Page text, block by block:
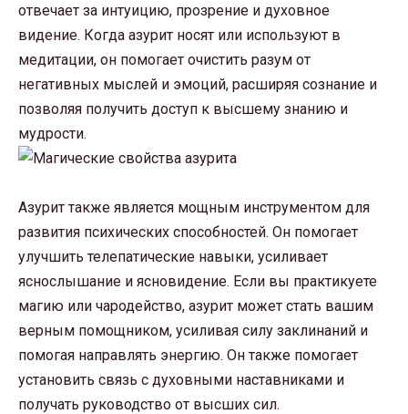
отвечает за интуицию, прозрение и духовное
видение. Когда азурит носят или используют в
медитации, он помогает очистить разум от
негативных мыслей и эмоций, расширяя сознание и
позволяя получить доступ к высшему знанию и
мудрости.
Азурит также является мощным инструментом для
развития психических способностей. Он помогает
улучшить телепатические навыки, усиливает
яснослышание и ясновидение. Если вы практикуете
магию или чародейство, азурит может стать вашим
верным помощником, усиливая силу заклинаний и
помогая направлять энергию. Он также помогает
установить связь с духовными наставниками и
получать руководство от высших сил.